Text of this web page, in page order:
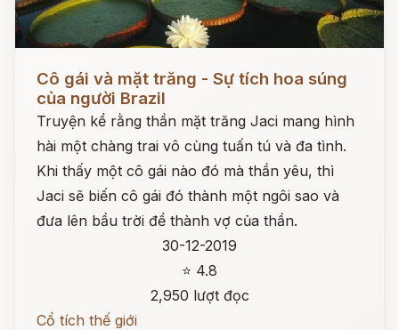
Cô gái và mặt trăng - Sự tích hoa súng
của người Brazil
Truyện kể rằng thần mặt trăng Jaci mang hình
hài một chàng trai vô cùng tuấn tú và đa tình.
Khi thấy một cô gái nào đó mà thần yêu, thì
Jaci sẽ biến cô gái đó thành một ngôi sao và
đưa lên bầu trời để thành vợ của thần.
30-12-2019
⭐ 4.8
2,950 lượt đọc
Cổ tích thế giới